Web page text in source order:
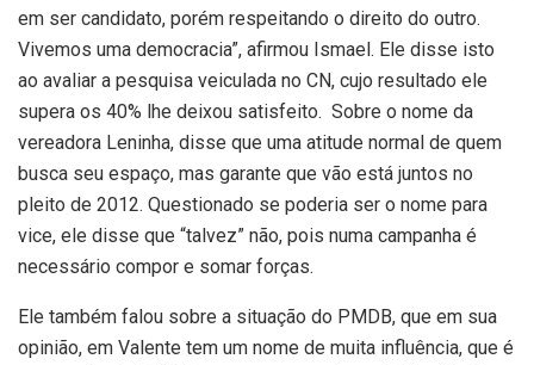
em ser candidato, porém respeitando o direito do outro.
Vivemos uma democracia”, afirmou Ismael. Ele disse isto
ao avaliar a pesquisa veiculada no CN, cujo resultado ele
supera os 40% lhe deixou satisfeito. Sobre o nome da
vereadora Leninha, disse que uma atitude normal de quem
busca seu espaço, mas garante que vão está juntos no
pleito de 2012. Questionado se poderia ser o nome para
vice, ele disse que “talvez” não, pois numa campanha é
necessário compor e somar forças.
Ele também falou sobre a situação do PMDB, que em sua
opinião, em Valente tem um nome de muita influência, que é